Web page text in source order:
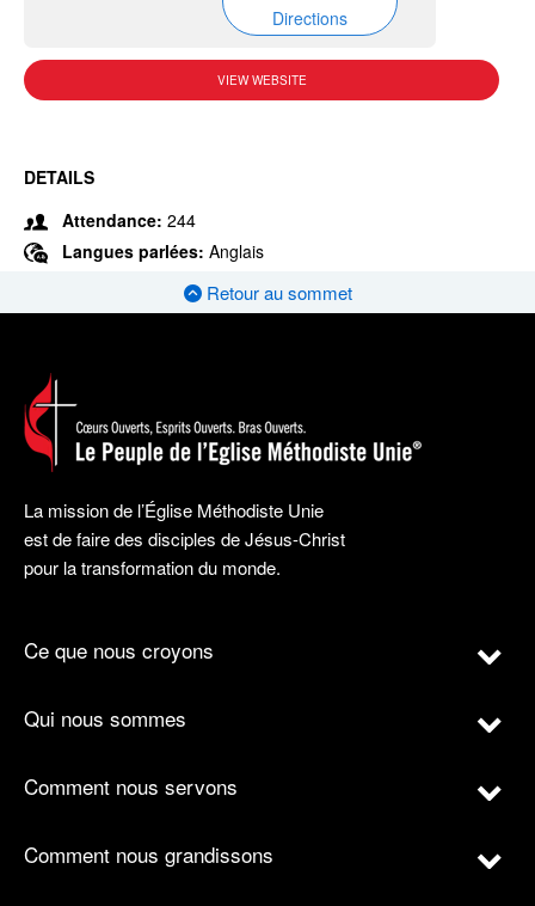
Directions
VIEW WEBSITE
DETAILS
Attendance: 244
Langues parlées: Anglais
Retour au sommet
La mission de l’Église Méthodiste Unie
est de faire des disciples de Jésus-Christ
pour la transformation du monde.
Ce que nous croyons
Qui nous sommes
Comment nous servons
Comment nous grandissons